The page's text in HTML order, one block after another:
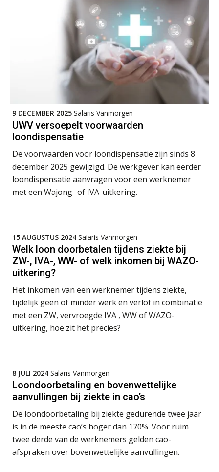
9 DECEMBER 2025 Salaris Vanmorgen
UWV versoepelt voorwaarden
loondispensatie
De voorwaarden voor loondispensatie zijn sinds 8
december 2025 gewijzigd. De werkgever kan eerder
loondispensatie aanvragen voor een werknemer
met een Wajong- of IVA-uitkering.
15 AUGUSTUS 2024 Salaris Vanmorgen
Welk loon doorbetalen tijdens ziekte bij
ZW-, IVA-, WW- of welk inkomen bij WAZO-
uitkering?
Het inkomen van een werknemer tijdens ziekte,
tijdelijk geen of minder werk en verlof in combinatie
met een ZW, vervroegde IVA , WW of WAZO-
uitkering, hoe zit het precies?
8 JULI 2024 Salaris Vanmorgen
Loondoorbetaling en bovenwettelijke
aanvullingen bij ziekte in cao’s
De loondoorbetaling bij ziekte gedurende twee jaar
is in de meeste cao’s hoger dan 170%. Voor ruim
twee derde van de werknemers gelden cao-
afspraken over bovenwettelijke aanvullingen.
Summercourse Update loonheffingen en arbeidsrecht
MOCuitgevers
Summercourse: Kiezen en loslaten & een mindset die kansen ziet en vertrouwen geeft
MOCuitgevers
MOCuitgevers
25
AUG
MOCuitgevers
25
AUG
Summercourse Werkkostenregeling
MOCuitgevers
25
AUG
MOCuitgevers
AUG
Markus Verbeek Praehep
26
AUG
Summercourse Impact en invloed van AI op de salarisverwerking (basis)
MOCuitgevers
AUG
MOCuitgevers
28
AUG
MOCuitgevers
28
AUG
Opfriscursus VPS (NIRPA PE)
Markus Verbeek Praehep